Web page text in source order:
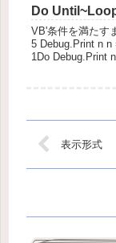
Do
VB'条件を満たす
5 Debug.Print n
1Do Debug.Print
表示形式